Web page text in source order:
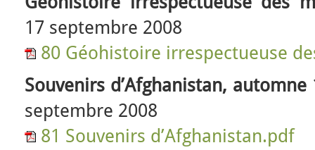
17 septembre 2008
80 Géohistoire irrespectueuse
Souvenirs d’Afghanistan, automne
septembre 2008
81 Souvenirs d’Afghanistan.pdf